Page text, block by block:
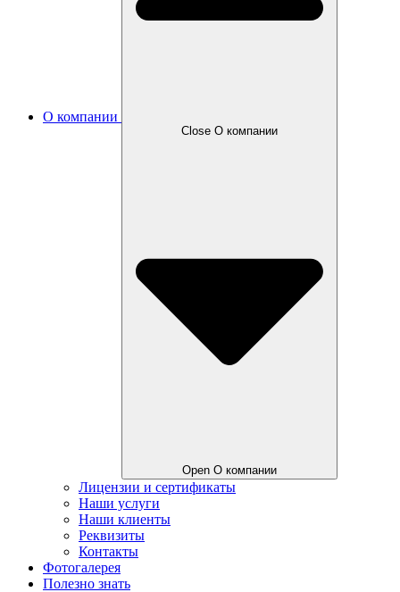
О компании
Close О компании
Open О компании
Лицензии и сертификаты
Наши услуги
Наши клиенты
Реквизиты
Контакты
Фотогалерея
Полезно знать